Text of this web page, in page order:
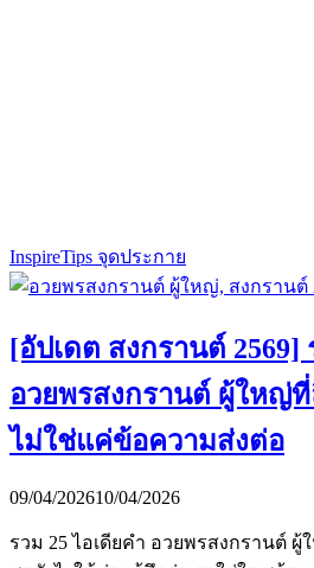
InspireTips จุดประกาย
[อัปเดต สงกรานต์ 2569]
อวยพรสงกรานต์ ผู้ใหญ่
ไม่ใช่แค่ข้อความส่งต่อ
09/04/202610/04/2026
รวม 25 ไอเดียคำ อวยพรสงกรานต์ ผู้